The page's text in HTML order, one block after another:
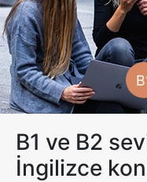
B1 ve B2
İngilizce